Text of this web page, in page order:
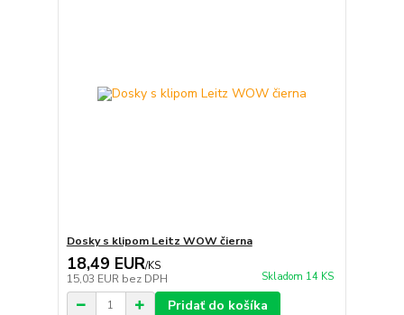
Dosky s klipom Leitz WOW čierna
18,49 EUR/KS
15,03 EUR bez DPH Skladom 14 KS
Pridať do košíka